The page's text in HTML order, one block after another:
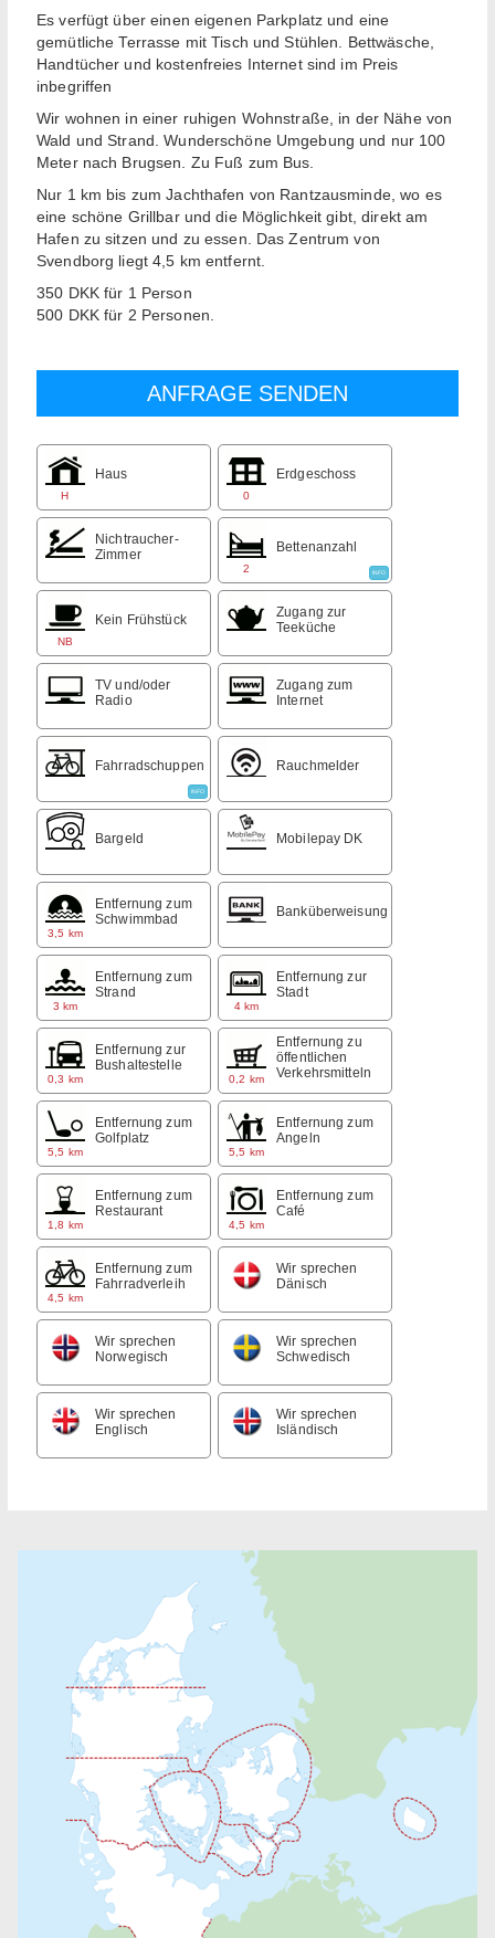
Es verfügt über einen eigenen Parkplatz und eine
gemütliche Terrasse mit Tisch und Stühlen. Bettwäsche,
Handtücher und kostenfreies Internet sind im Preis
inbegriffen
Wir wohnen in einer ruhigen Wohnstraße, in der Nähe von
Wald und Strand. Wunderschöne Umgebung und nur 100
Meter nach Brugsen. Zu Fuß zum Bus.
Nur 1 km bis zum Jachthafen von Rantzausminde, wo es
eine schöne Grillbar und die Möglichkeit gibt, direkt am
Hafen zu sitzen und zu essen. Das Zentrum von
Svendborg liegt 4,5 km entfernt.
350 DKK für 1 Person
500 DKK für 2 Personen.
H
Haus
0
Erdgeschoss
Nichtraucher-
Zimmer
2
Bettenanzahl
INFO
NB
Kein Frühstück
Zugang zur
Teeküche
TV und/oder
Radio
Zugang zum
Internet
Fahrradschuppen
INFO
Rauchmelder
Bargeld Mobilepay DK
3,5 km
Entfernung zum
Schwimmbad
Banküberweisung
3 km
Entfernung zum
Strand
4 km
Entfernung zur
Stadt
0,3 km
Entfernung zur
Bushaltestelle
0,2 km
Entfernung zu
öffentlichen
Verkehrsmitteln
5,5 km
Entfernung zum
Golfplatz
5,5 km
Entfernung zum
Angeln
1,8 km
Entfernung zum
Restaurant
4,5 km
Entfernung zum
Café
4,5 km
Entfernung zum
Fahrradverleih
Wir sprechen
Dänisch
Wir sprechen
Norwegisch
Wir sprechen
Schwedisch
Wir sprechen
Englisch
Wir sprechen
Isländisch